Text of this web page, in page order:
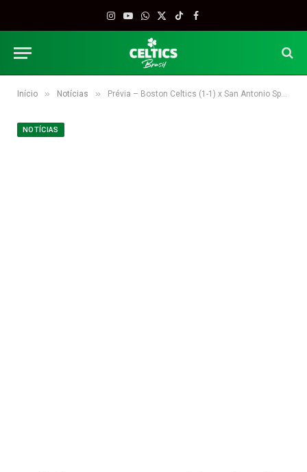
Instagram
YouTube
WhatsApp
X
TikTokFacebook
Início » Notícias » Prévia – Boston Celtics (1-1) x San Antonio Spurs (1-1)
NOTÍCIAS